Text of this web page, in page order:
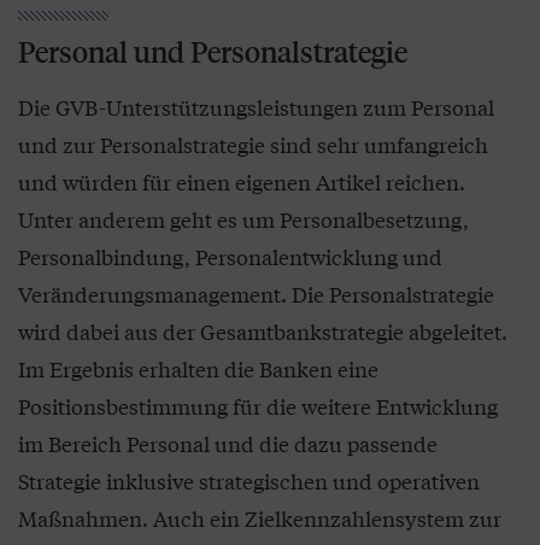
Personal und Personalstrategie
Die GVB-Unterstützungsleistungen zum Personal
und zur Personalstrategie sind sehr umfangreich
und würden für einen eigenen Artikel reichen.
Unter anderem geht es um Personalbesetzung,
Personalbindung, Personalentwicklung und
Veränderungsmanagement. Die Personalstrategie
wird dabei aus der Gesamtbankstrategie abgeleitet.
Im Ergebnis erhalten die Banken eine
Positionsbestimmung für die weitere Entwicklung
im Bereich Personal und die dazu passende
Strategie inklusive strategischen und operativen
Maßnahmen. Auch ein Zielkennzahlensystem zur